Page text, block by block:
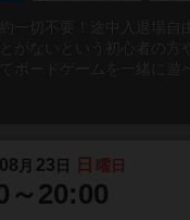
一切不要！途中入退場自
がないという初心者の方
ボードゲームを一緒に遊
08 月 23 日 日 曜日
～20:00